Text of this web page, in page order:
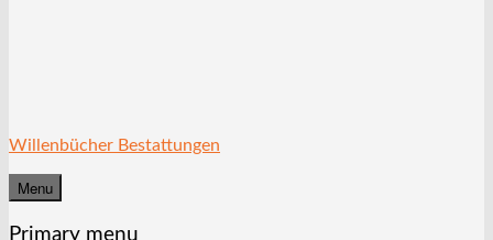
Willenbücher Bestattungen
Menu
Primary menu